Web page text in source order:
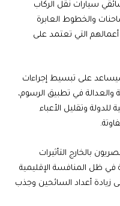
سيارات نقل الركاب
والخطوط العابرة
التي تعتمد على
على تبسيط إجراءات
والعدالة في تطبيق الرسوم،
للدولة وتقليل الأعباء
بالخارج التأثيرات
في ظل المنافسة الإقليمية
زيادة أعداد السائحين وجذب